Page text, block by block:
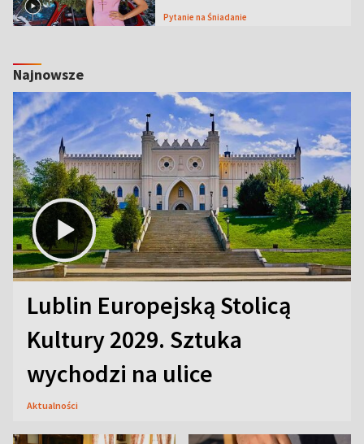
Pytanie na Śniadanie
Najnowsze
Lublin Europejską Stolicą
Kultury 2029. Sztuka
wychodzi na ulice
Aktualności